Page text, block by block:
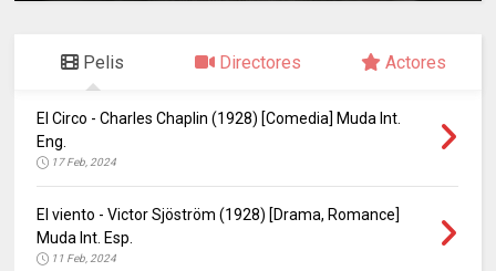
Pelis Directores Actores
El Circo - Charles Chaplin (1928) [Comedia] Muda Int.
Eng.
17 Feb, 2024
El viento - Victor Sjöström (1928) [Drama, Romance]
Muda Int. Esp.
11 Feb, 2024